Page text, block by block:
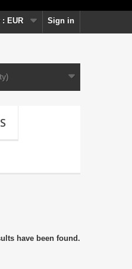
Sign in
: EUR
have been found.